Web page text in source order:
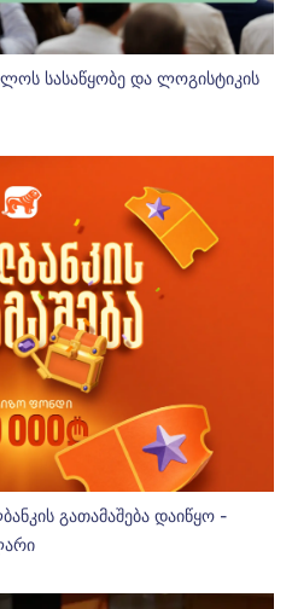
სასაწყობე და ლოგისტიკის
გათამაშება დაიწყო -